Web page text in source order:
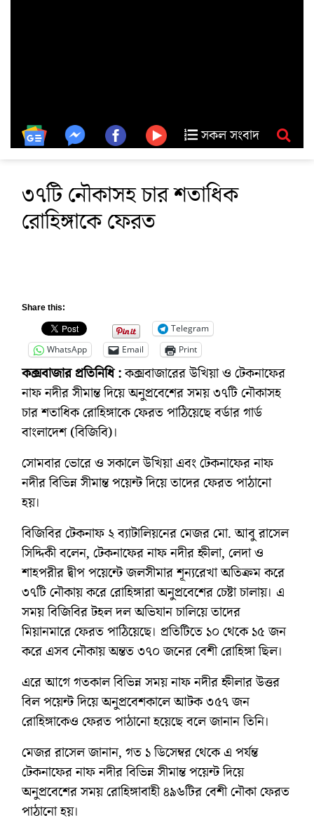
সকল সংবাদ
৩৭টি নৌকাসহ চার শতাধিক
রোহিঙ্গাকে ফেরত
Share this:
Telegram
WhatsApp
Email Print
কক্সবাজার প্রতিনিধি :কক্সবাজারের উখিয়া ও টেকনাফের
নাফ নদীর সীমান্ত দিয়ে অনুপ্রবেশের সময় ৩৭টি নৌকাসহ
চার শতাধিক রোহিঙ্গাকে ফেরত পাঠিয়েছে বর্ডার গার্ড
বাংলাদেশ (বিজিবি)।
সোমবার ভোরে ও সকালে উখিয়া এবং টেকনাফের নাফ
নদীর বিভিন্ন সীমান্ত পয়েন্ট দিয়ে তাদের ফেরত পাঠানো
হয়।
বিজিবির টেকনাফ ২ ব্যাটালিয়নের মেজর মো. আবু রাসেল
সিদ্দিকী বলেন, টেকনাফের নাফ নদীর হ্নীলা, লেদা ও
শাহপরীর দ্বীপ পয়েন্টে জলসীমার শূন্যরেখা অতিক্রম করে
৩৭টি নৌকায় করে রোহিঙ্গারা অনুপ্রবেশের চেষ্টা চালায়। এ
সময় বিজিবির টহল দল অভিযান চালিয়ে তাদের
মিয়ানমারে ফেরত পাঠিয়েছে। প্রতিটিতে ১০ থেকে ১৫ জন
করে এসব নৌকায় অন্তত ৩৭০ জনের বেশী রোহিঙ্গা ছিল।
এরে আগে গতকাল বিভিন্ন সময় নাফ নদীর হ্নীলার উত্তর
বিল পয়েন্ট দিয়ে অনুপ্রবেশকালে আটক ৩৫৭ জন
রোহিঙ্গাকেও ফেরত পাঠানো হয়েছে বলে জানান তিনি।
মেজর রাসেল জানান, গত ১ ডিসেম্বর থেকে এ পর্যন্ত
টেকনাফের নাফ নদীর বিভিন্ন সীমান্ত পয়েন্ট দিয়ে
অনুপ্রবেশের সময় রোহিঙ্গাবাহী ৪৯৬টির বেশী নৌকা ফেরত
পাঠানো হয়।